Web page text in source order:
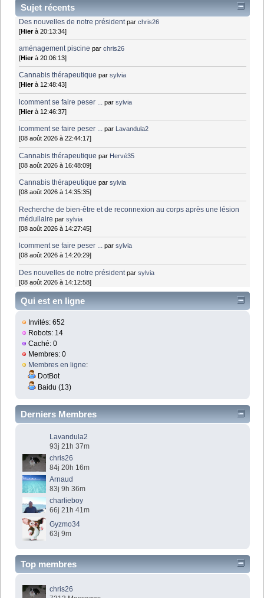
Sujet récents
Des nouvelles de notre président parchris26
[Hierà 20:13:34]
aménagement piscine parchris26
[Hierà 20:06:13]
Cannabis thérapeutique parsylvia
[Hierà 12:48:43]
lcomment se faire peser ... parsylvia
[Hierà 12:46:37]
lcomment se faire peser ... par
Lavandula2
[08 août 2026 à 22:44:17]
Cannabis thérapeutique par Hervé35
[08 août 2026 à 16:48:09]
Cannabis thérapeutique parsylvia
[08 août 2026 à 14:35:35]
Recherche de bien-être et de reconnexion au corps après une lésion
médullaire parsylvia
[08 août 2026 à 14:27:45]
lcomment se faire peser ... parsylvia
[08 août 2026 à 14:20:29]
Des nouvelles de notre président parsylvia
[08 août 2026 à 14:12:58]
Qui est en ligne
Invités: 652
Robots: 14
Caché: 0
Membres: 0
Membres en ligne:
DotBot
Baidu (13)
Derniers Membres
Lavandula2
93j 21h 37m
chris26
84j 20h 16m
Arnaud
83j 9h 36m
charlieboy
66j 21h 41m
Gyzmo34
63j 9m
Top membres
chris26